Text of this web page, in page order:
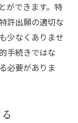
術
点
要性
ができます。特
許出願の適切な
少なくありませ
手続きではな
必要がありま